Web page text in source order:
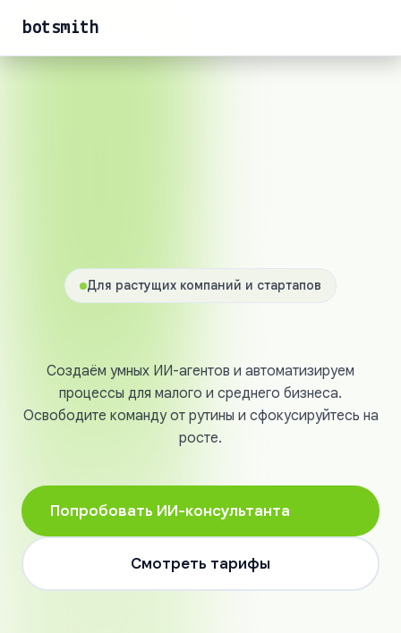
botsmith
Для растущих компаний и стартапов
Создаём умных ИИ-агентов и автоматизируем
процессы для малого и среднего бизнеса.
Освободите команду от рутины и сфокусируйтесь на
росте.
Попробовать ИИ-консультанта
Смотреть тарифы